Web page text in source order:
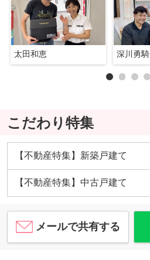
太田和恵 深川勇騎
こだわり特集
【不動産特集】新築戸建て
【不動産特集】中古戸建て
メールで共有する